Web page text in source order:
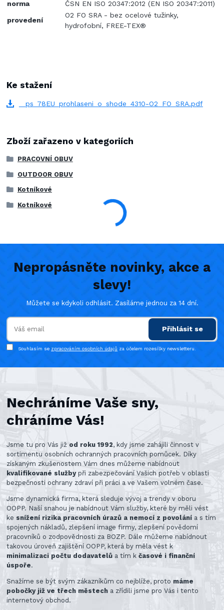
norma ČSN EN ISO 20347:2012 (EN ISO 20347:2011)
provedení
O2 FO SRA - bez ocelové tužinky,
hydrofobní, FREE-TEX®
Ke stažení
_ps_78EU_prohlaseni_o_shode_4310-O2_FO_SRA.pdf
Zboží zařazeno v kategoriích
PRACOVNÍ OBUV
OUTDOOR OBUV
Kotníkové
Kotníkové
Nepropásněte novinky, akce a
slevy!
Můžete se kdykoli odhlásit. Zasíláme jednou za 14 dní.
Přihlásit se
Souhlasím se zpracováním osobních údajů za účelem rozesílky newsletteru.
Nechráníme Vaše sny,
chráníme Vás!
Jsme tu pro Vás již od roku 1992, kdy jsme zahájili činnost v
sortimentu osobních ochranných pracovních pomůcek. Díky
získaným zkušenostem Vám dnes můžeme nabídnout
kvalifikované službypři zabezpečování Vašich potřeb v oblasti
bezpečnosti ochrany zdraví při práci a ve Vašem volném čase.
Jsme dynamická firma, která sleduje vývoj a trendy v oboru
OOPP. Naší snahou je nabídnout Vám služby, které by měli vést
ke snížení rizika pracovních úrazů a nemocí z povolání a s tím
spojených nákladů, zlepšení image firmy, zlepšení povědomí
pracovníků o zodpovědnosti za BOZP. Dále můžeme nabídnout
takovou úroveň zajištění OOPP, která by měla vést k
minimalizaci počtu dodavatelů a tím kčasové i finanční
úspoře.
Snažíme se být svým zákazníkům co nejblíže, proto máme
pobočky již ve třech městech a zřídili jsme pro Vás i tento
internetový obchod.